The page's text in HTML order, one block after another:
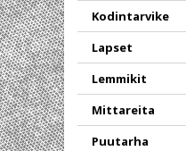
Kodintarvike
Lapset
Lemmikit
Mittareita
Puutarha